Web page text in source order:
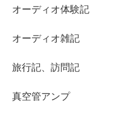
オーディオ体験記
オーディオ雑記
旅行記、訪問記
真空管アンプ